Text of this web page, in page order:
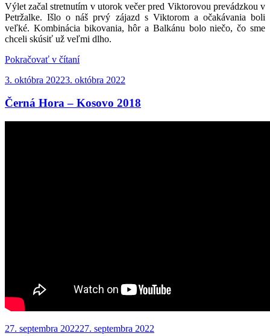
Výlet začal stretnutím v utorok večer pred Viktorovou prevádzkou v
Petržalke. Išlo o náš prvý zájazd s Viktorom a očakávania boli
veľké. Kombinácia bikovania, hôr a Balkánu bolo niečo, čo sme
chceli skúsiť už veľmi dlho.
Pokračovať v čítaní„Bajkovačka
a Hercegovine
Bjelašnice)“
Publikované
3. októbra 20223. októbra 2022
Černá Hora – Kosovo 2018
Publikované
27. septembra 202227. septembra 2022